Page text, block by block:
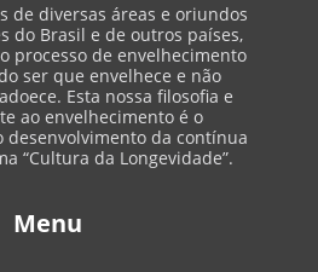
de diversas áreas e oriundos
do Brasil e de outros países,
processo de envelhecimento
ser que envelhece e não
Esta nossa filosofia e
ao envelhecimento é o
desenvolvimento da contínua
“Cultura da Longevidade”.
Menu